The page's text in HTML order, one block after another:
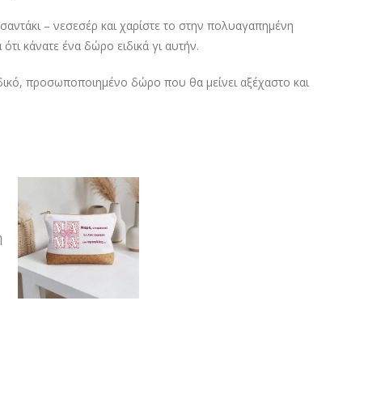
– νεσεσέρ και χαρίστε το στην πολυαγαπημένη
κάνατε ένα δώρο ειδικά γι αυτήν.
προσωποποιημένο δώρο που θα μείνει αξέχαστο και